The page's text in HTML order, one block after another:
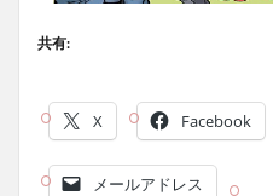
共有:
X Facebook
メールアドレス